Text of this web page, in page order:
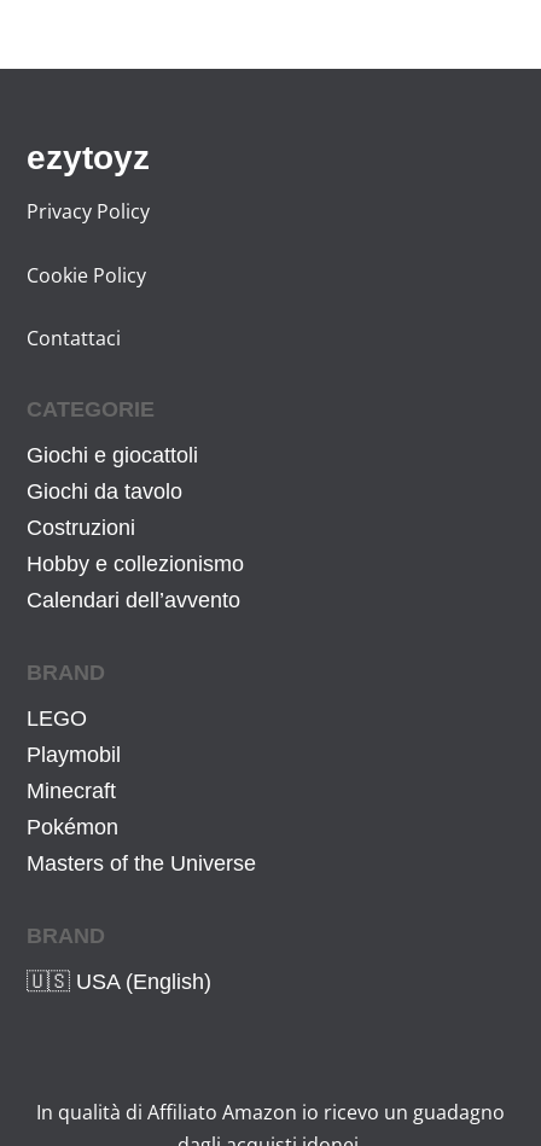
2
€
ezytoyz
Privacy Policy
Cookie Policy
Contattaci
CATEGORIE
Giochi e giocattoli
Giochi da tavolo
Costruzioni
Hobby e collezionismo
Calendari dell’avvento
BRAND
LEGO
Playmobil
Minecraft
Pokémon
Masters of the Universe
BRAND
🇺🇸 USA (English)
In qualità di Affiliato Amazon io ricevo un guadagno